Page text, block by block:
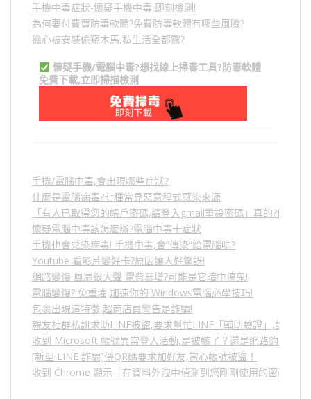
手機中毒症狀-懷疑手機中毒,即刻檢測!
為何要付費買防毒軟體?免費防毒軟體有哪些風險?
擔心被安裝偷窺木馬,私生活全都露?
懷疑手機/電腦中毒?想找線上掃毒工具?防毒軟體
免費下載,立即掃描檢測
手機/電腦中毒,會出現哪些症狀?
什麼是電腦病毒?七種常見惡意程式感染來源
「有人已取得您的帳戶密碼,請登入gmail重設密碼」真的?假的?5
懷疑電腦中毒該怎麼辦?電腦中毒十症狀
手機也會感染病毒! 手機中毒,會”傳染”給電腦嗎?
Youtube 看影片變好卡?原因讓人好驚訝!
網路變慢 風扇很大聲 電費暴增?可能是它暗中搞鬼!
電腦變慢? 免重灌,加速你的 Windows電腦必學技巧!
包裹出現這特徵,超商店員警告是詐騙!
親友社群私訊求助LINE被盜,要求幫忙LINE「輔助驗證」,詐騙
收到 Microsoft 帳號異常登入活動,是被駭了？還是網路釣魚？
[新型 LINE 詐騙]傳QR碼要求加好友,當心帳號被盜！
收到 Chrome 顯示「在資料外洩中偵測到您剛剛使用的密碼」